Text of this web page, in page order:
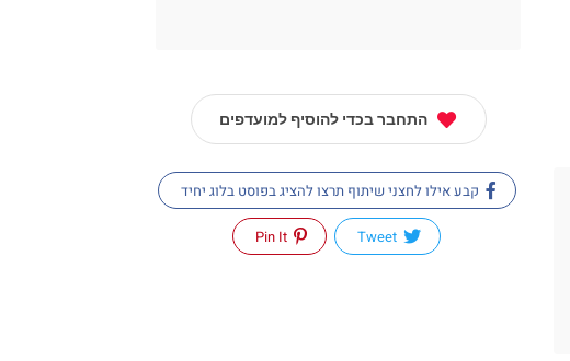
התחבר בכדי להוסיף למועדפים
קבע אילו לחצני שיתוף תרצו להציג בפוסט בלוג יחיד